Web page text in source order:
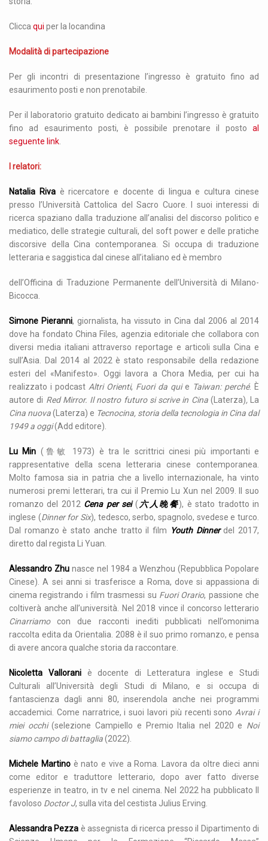
Clicca qui per la locandina
Modalità di partecipazione
Per gli incontri di presentazione l’ingresso è gratuito fino ad
esaurimento posti e non prenotabile.
Per il laboratorio gratuito dedicato ai bambini l’ingresso è gratuito
fino ad esaurimento posti, è possibile prenotare il posto al
seguente link
I relatori:
Natalia Rivaè ricercatore e docente di lingua e cultura cinese
presso l’Università Cattolica del Sacro Cuore. I suoi interessi di
ricerca spaziano dalla traduzione all’analisi del discorso politico e
mediatico, delle strategie culturali, del soft power e delle pratiche
discorsive della Cina contemporanea. Si occupa di traduzione
letteraria e saggistica dal cinese all’italiano ed è membro
dell’Officina di Traduzione Permanente dell’Università di Milano-
Bicocca.
Simone Pieranni, giornalista, ha vissuto in Cina dal 2006 al 2014
dove ha fondato China Files, agenzia editoriale che collabora con
diversi media italiani attraverso reportage e articoli sulla Cina e
sull’Asia. Dal 2014 al 2022 è stato responsabile della redazione
esteri del «Manifesto». Oggi lavora a Chora Media, per cui ha
realizzato i podcast Altri Orienti, Fuori da quie Taiwan: perché. È
autore di Red Mirror. Il nostro futuro si scrive in Cina (Laterza),La
Cina nuova(Laterza) e Tecnocina, storia della tecnologia in Cina dal
1949 a oggi(Add editore).
Lu Min (鲁敏 1973) è tra le scrittrici cinesi più importanti e
rappresentative della scena letteraria cinese contemporanea.
Molto famosa sia in patria che a livello internazionale, ha vinto
numerosi premi letterari, tra cui il Premio Lu Xun nel 2009. Il suo
romanzo del 2012 Cena per sei( 六人晚餐), è stato tradotto in
inglese (Dinner for Six), tedesco, serbo, spagnolo, svedese e turco.
Dal romanzo è stato anche tratto il film Youth Dinnerdel 2017,
diretto dal regista Li Yuan.
Alessandro Zhu nasce nel 1984 a Wenzhou (Repubblica Popolare
Cinese). A sei anni si trasferisce a Roma, dove si appassiona di
cinema registrando i film trasmessi su Fuori Orario, passione che
coltiverà anche all’università. Nel 2018 vince il concorso letterario
Cinarriamocon due racconti inediti pubblicati nell’omonima
raccolta edita da Orientalia. 2088 è il suo primo romanzo, e pensa
di avere ancora qualche storia da raccontare.
Nicoletta Vallorani è docente di Letteratura inglese e Studi
Culturali all’Università degli Studi di Milano, e si occupa di
fantascienza dagli anni 80, inserendola anche nei programmi
accademici. Come narratrice, i suoi lavori più recenti sono Avrai i
miei occhi(selezione Campiello e Premio Italia nel 2020 e Noi
siamo campo di battaglia(2022).
Michele Martinoè nato e vive a Roma. Lavora da oltre dieci anni
come editor e traduttore letterario, dopo aver fatto diverse
esperienze in teatro, in tv e nel cinema. Nel 2022 ha pubblicato Il
favoloso Doctor J, sulla vita del cestista Julius Erving.
Alessandra Pezza è assegnista di ricerca presso il Dipartimento di